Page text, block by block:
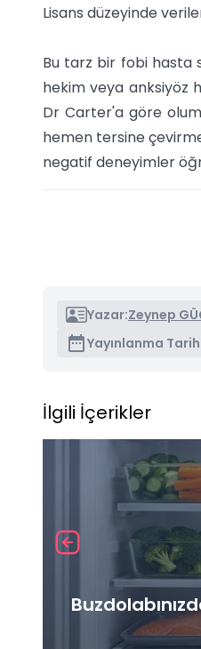
Lisans düzeyinde
Bu tarz bir fobi hasta
hekim veya anksiyöz
Dr Carter'a göre
hemen tersine
negatif deneyimler
Yazar:Zeynep
Yayınlanma
İlgili İçerikler